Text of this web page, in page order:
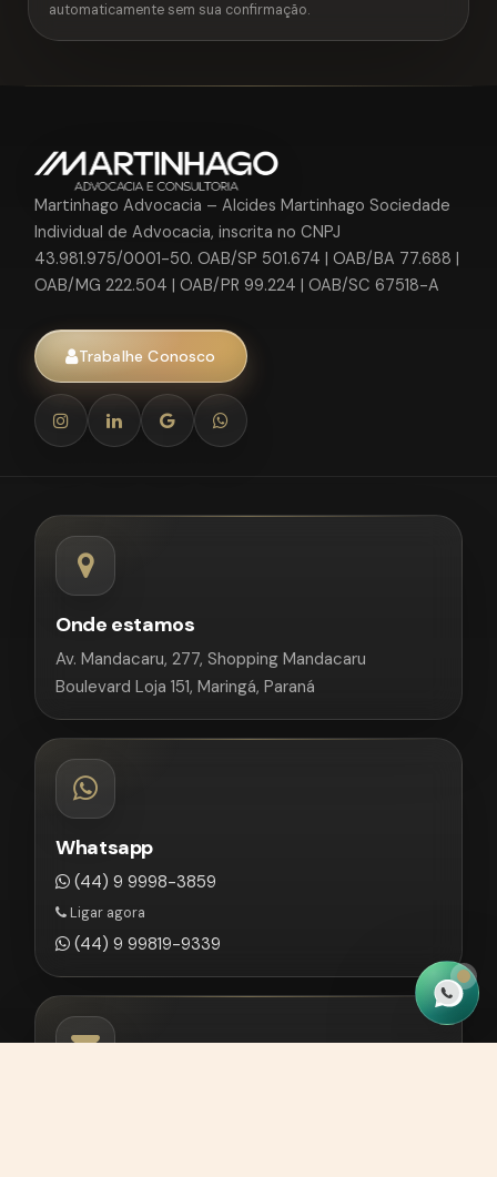
automaticamente sem sua confirmação.
Martinhago Advocacia – Alcides Martinhago Sociedade
Individual de Advocacia, inscrita no CNPJ
43.981.975/0001-50. OAB/SP 501.674 | OAB/BA 77.688 |
OAB/MG 222.504 | OAB/PR 99.224 | OAB/SC 67518-A
Trabalhe Conosco
Onde estamos
Av. Mandacaru, 277, Shopping Mandacaru
Boulevard Loja 151, Maringá, Paraná
Whatsapp
(44) 9 9998-3859
Ligar agora
(44) 9 99819-9339